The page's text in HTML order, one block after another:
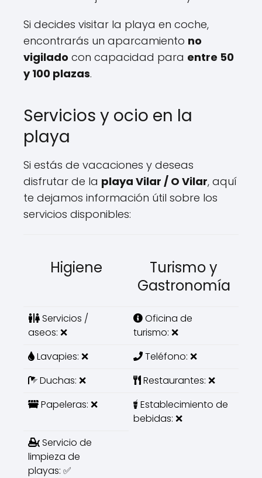
Si decides visitar la playa en coche,
encontrarás un aparcamiento no
vigilado con capacidad para entre 50
y 100 plazas.
Servicios y ocio en la
playa
Si estás de vacaciones y deseas
disfrutar de la playa Vilar / O Vilar, aquí
te dejamos información útil sobre los
servicios disponibles:
Higiene
Turismo y
Gastronomía
Servicios /
aseos: ❌
Oficina de
turismo: ❌
Lavapies: ❌
Teléfono: ❌
Duchas: ❌
Restaurantes: ❌
Papeleras: ❌
Establecimiento de
bebidas: ❌
Servicio de
limpieza de
playas: ✅